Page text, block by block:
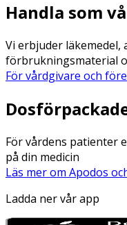
Handla som
Vi erbjuder läkemedel,
förbrukningsmaterial
För vårdgivare och
För vårdens patienter
på din medicin
Läs mer om Apodos
Ladda ner vår app